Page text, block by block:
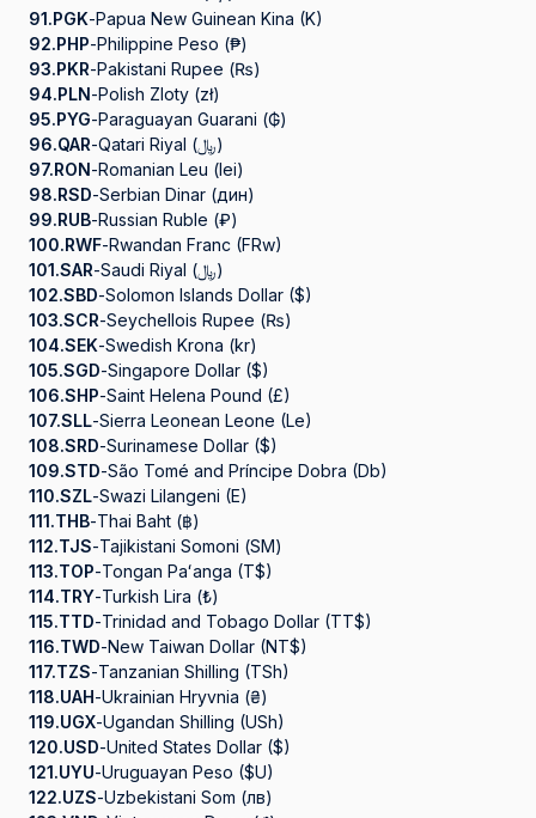
91.PGK-Papua New Guinean Kina (K)
92.PHP-Philippine Peso (₱)
93.PKR-Pakistani Rupee (₨)
94.PLN-Polish Zloty (zł)
95.PYG-Paraguayan Guarani (₲)
96.QAR-
Qatari Riyal (﷼)
97.RON-Romanian Leu (lei)
98.RSD-Serbian Dinar (дин)
99.RUB-Russian Ruble (₽)
100.RWF-Rwandan Franc (FRw)
101.SAR-
Saudi Riyal (﷼)
102.SBD-Solomon Islands Dollar ($)
103.SCR-Seychellois Rupee (₨)
104.SEK-Swedish Krona (kr)
105.SGD-Singapore Dollar ($)
106.SHP-Saint Helena Pound (£)
107.SLL-Sierra Leonean Leone (Le)
108.SRD-Surinamese Dollar ($)
109.STD-São Tomé and Príncipe Dobra (Db)
110.SZL-Swazi Lilangeni (E)
111.THB-Thai Baht (฿)
112.TJS-Tajikistani Somoni (ЅМ)
113.TOP-Tongan Paʻanga (T$)
114.TRY-Turkish Lira (₺)
115.TTD-Trinidad and Tobago Dollar (TT$)
116.TWD-New Taiwan Dollar (NT$)
117.TZS-Tanzanian Shilling (TSh)
118.UAH-Ukrainian Hryvnia (₴)
119.UGX-Ugandan Shilling (USh)
120.USD-United States Dollar ($)
121.UYU-Uruguayan Peso ($U)
122.UZS-Uzbekistani Som (лв)